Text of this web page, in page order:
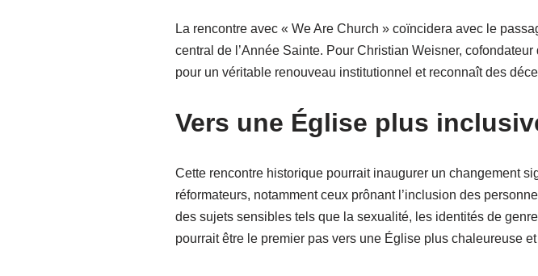
La rencontre avec « We Are Church » coïncidera avec le
central de l’Année Sainte. Pour Christian Weisner,
pour un véritable renouveau institutionnel et reconnaît des
Vers une Église plus
Cette rencontre historique pourrait inaugurer un changement
réformateurs, notamment ceux prônant l’inclusion des
des sujets sensibles tels que la sexualité, les identités de
pourrait être le premier pas vers une Église plus chaleureuse